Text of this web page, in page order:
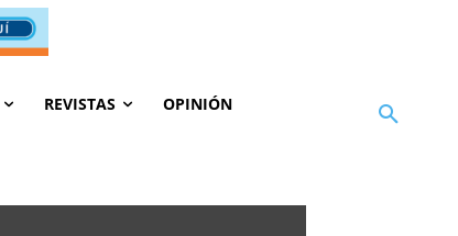
REVISTAS OPINIÓN